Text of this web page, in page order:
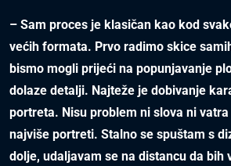
– Sam proces je klasičan kao kod
većih formata. Prvo radimo skice
bismo mogli prijeći na popunjavanje
dolaze detalji. Najteže je dobivanje
portreta. Nisu problem ni slova ni
najviše portreti. Stalno se spuštam s
dolje, udaljavam se na distancu da bih